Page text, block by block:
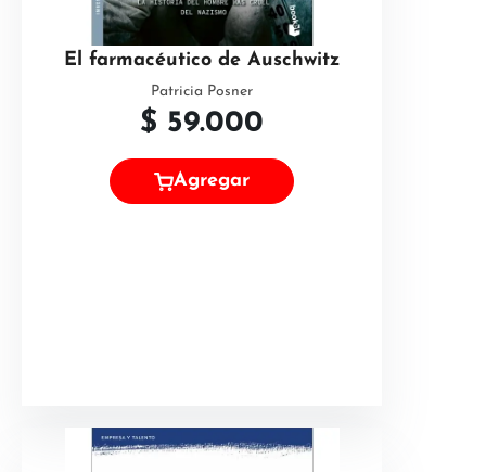
El farmacéutico de Auschwitz
Patricia Posner
$ 59.000
Agregar